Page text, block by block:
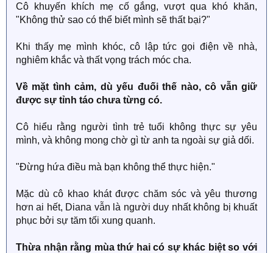
Cô khuyến khích mẹ cố gắng, vượt qua khó khăn,
"Không thử sao có thể biết mình sẽ thất bại?"
Khi thấy mẹ mình khóc, cô lập tức gọi điện về nhà,
nghiêm khắc và thất vọng trách móc cha.
Về mặt tình cảm, dù yếu đuối thế nào, cô vẫn giữ
được sự tỉnh táo chưa từng có.
Cô hiểu rằng người tình trẻ tuổi không thực sự yêu
mình, và không mong chờ gì từ anh ta ngoài sự giả dối.
"Đừng hứa điều mà bạn không thể thực hiện."
Mặc dù cô khao khát được chăm sóc và yêu thương
hơn ai hết, Diana vẫn là người duy nhất không bị khuất
phục bởi sự tăm tối xung quanh.
Thừa nhận rằng mùa thứ hai có sự khác biệt so với